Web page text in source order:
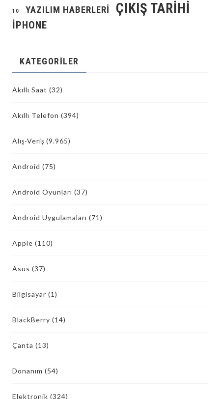
10 YAZILIM HABERLERI ÇIKIŞ TARIHI
İPHONE
KATEGORILER
Akıllı Saat (32)
Akıllı Telefon (394)
Alış-Veriş (9.965)
Android (75)
Android Oyunları (37)
Android Uygulamaları (71)
Apple (110)
Asus (37)
Bilgisayar (1)
BlackBerry (14)
Çanta (13)
Donanım (54)
Elektronik (324)